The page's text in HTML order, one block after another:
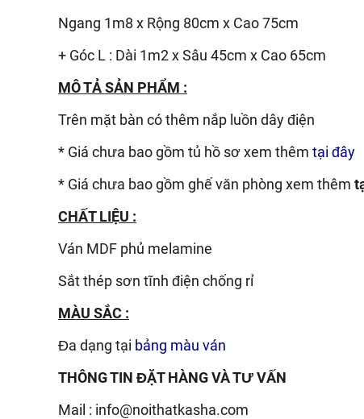
Ngang 1m8 x Rộng 80cm x Cao 75cm
+ Góc L : Dài 1m2 x Sâu 45cm x Cao 65cm
MÔ TẢ SẢN PHẨM :
Trên mặt bàn có thêm nắp luồn dây điện
* Giá chưa bao gồm tủ hồ sơ xem thêm tại đây
* Giá chưa bao gồm ghế văn phòng xem thêm
CHẤT LIỆU :
Ván MDF phủ melamine
Sắt thép sơn tĩnh điện chống rỉ
MÀU SẮC :
Đa dạng tại bảng màu ván
THÔNG TIN ĐẶT HÀNG VÀ TƯ VẤN
Mail : info@noithatkasha.com